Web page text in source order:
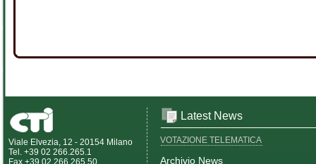
Viale Elvezia, 12 - 20154 Milano
Tel. +39 02 266.265.1
Fax +39 02 266.265.50
Latest News
VOTAZIONE TELEMATICA
Archivio News